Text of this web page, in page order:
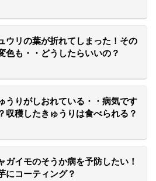
ウリの葉が折れてしまった！その
色も・・どうしたらいいの？
うりがしおれている・・病気です
収穫したきゅうりは食べられる？
ガイモのそうか病を予防したい！
にコーティング？